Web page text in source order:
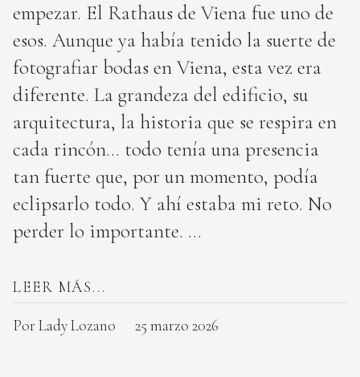
empezar. El Rathaus de Viena fue uno de
esos. Aunque ya había tenido la suerte de
fotografiar bodas en Viena, esta vez era
diferente. La grandeza del edificio, su
arquitectura, la historia que se respira en
cada rincón… todo tenía una presencia
tan fuerte que, por un momento, podía
eclipsarlo todo. Y ahí estaba mi reto. No
perder lo importante. ...
LEER MÁS...
Por Lady Lozano 25 marzo 2026